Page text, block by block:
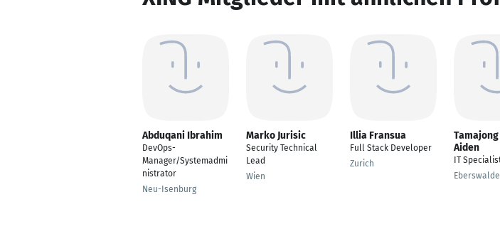
Abduqani Ibrahim
DevOps-
Manager/Systemadmi
nistrator
Neu-Isenburg
Marko Jurisic
Security Technical
Lead
Wien
Illia Fransua
Full Stack Developer
Zurich
Aiden
IT
Eberswalde